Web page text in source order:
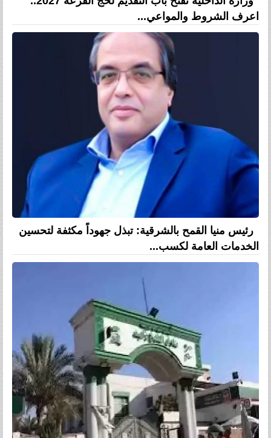
اعرف الشروط والمواعي...
رئيس منيا القمح بالشرقية: تبذل جهوداً مكثفة لتحسين
الخدمات العامة لكسب...